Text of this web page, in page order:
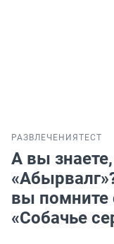
РАЗВЛЕЧЕНИЯ ТЕСТ
А вы
вы помните
«Собачье